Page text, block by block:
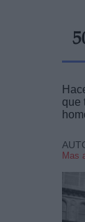
que
Mas